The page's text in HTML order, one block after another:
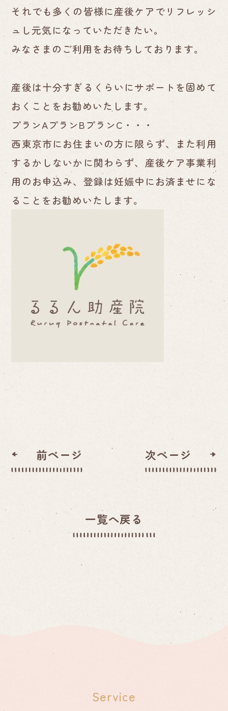
それでも多くの皆様に産後ケアでリフレッシ
ュし元気になっていただきたい。
みなさまのご利用をお待ちしております。
産後は十分すぎるくらいにサポートを固めて
おくことをお勧めいたします。
プランAプランBプランC・・・
西東京市にお住まいの方に限らず、また利用
するかしないかに関わらず、産後ケア事業利
用のお申込み、登録は妊娠中にお済ませにな
ることをお勧めいたします。
前ページ
一覧へ戻る
次ページ
Service